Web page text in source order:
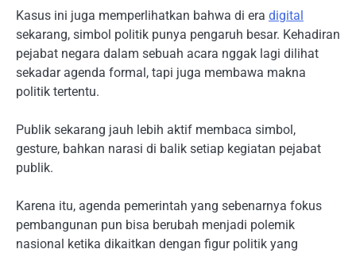
Kasus ini juga memperlihatkan bahwa di era digital
sekarang, simbol politik punya pengaruh besar. Kehadiran
pejabat negara dalam sebuah acara nggak lagi dilihat
sekadar agenda formal, tapi juga membawa makna
politik tertentu.
Publik sekarang jauh lebih aktif membaca simbol,
gesture, bahkan narasi di balik setiap kegiatan pejabat
publik.
Karena itu, agenda pemerintah yang sebenarnya fokus
pembangunan pun bisa berubah menjadi polemik
nasional ketika dikaitkan dengan figur politik yang